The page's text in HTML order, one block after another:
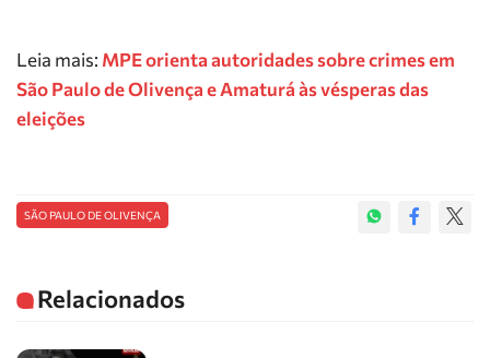
Leia mais: MPE orienta autoridades sobre crimes em
São Paulo de Olivença e Amaturá às vésperas das
eleições
SÃO PAULO DE OLIVENÇA
Relacionados